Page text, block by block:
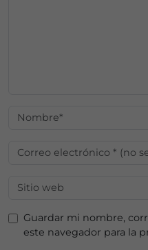
Guardar mi nombre,
este navegador para la